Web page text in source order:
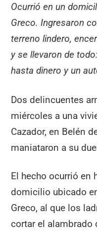
Ocurrió en un
Greco. Ingresaron
terreno lindero,
y se llevaron de
hasta dinero y un
Dos delincuentes
miércoles a una
Cazador, en Belén
maniataron a su
El hecho ocurrió en
domicilio ubicado
Greco, al que los
cortar el alambrado